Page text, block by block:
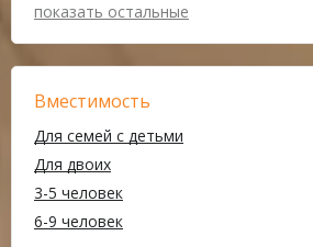
показать остальные
Вместимость
Для семей с детьми
Для двоих
3-5 человек
6-9 человек